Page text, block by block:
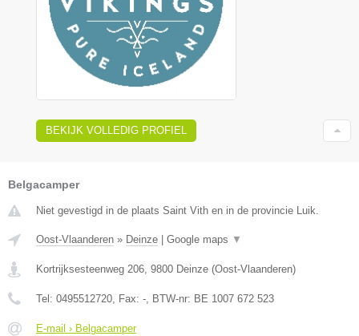
BEKIJK VOLLEDIG PROFIEL
Belgacamper
Niet gevestigd in de plaats Saint Vith en in de provincie Luik.
Oost-Vlaanderen » Deinze Google maps ▼
Kortrijksesteenweg 206, 9800 Deinze (Oost-Vlaanderen)
Tel: 0495512720, Fax: -, BTW-nr: BE 1007 672 523
E-mail › Belgacamper